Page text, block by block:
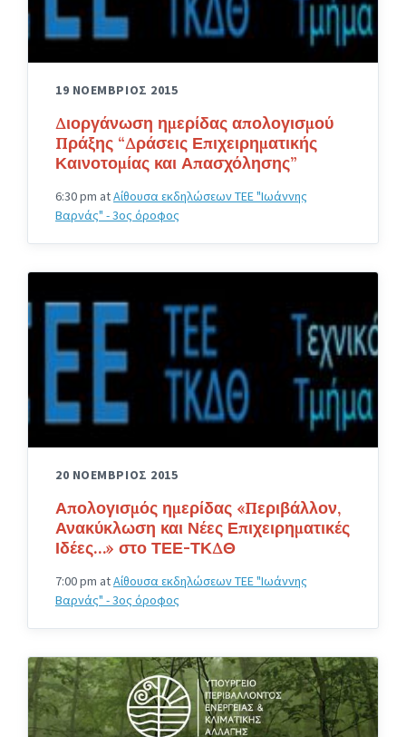
19 ΝΟΕΜΒΡΙΟΣ 2015
Διοργάνωση ημερίδας απολογισμού
Πράξης “Δράσεις Επιχειρηματικής
Καινοτομίας και Απασχόλησης”
6:30 pm atΑίθουσα εκδηλώσεων ΤΕΕ "Ιωάννης
Βαρνάς" - 3ος όροφος
20 ΝΟΕΜΒΡΙΟΣ 2015
Απολογισμός ημερίδας «Περιβάλλον,
Ανακύκλωση και Νέες Επιχειρηματικές
Ιδέες…» στο ΤΕΕ-ΤΚΔΘ
7:00 pm atΑίθουσα εκδηλώσεων ΤΕΕ "Ιωάννης
Βαρνάς" - 3ος όροφος